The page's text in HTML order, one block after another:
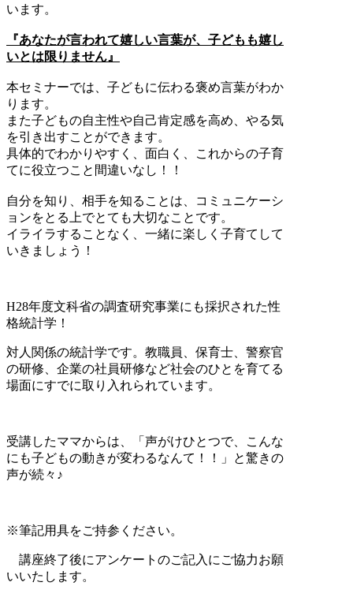
います。
『あなたが言われて嬉しい言葉が、子どもも嬉し
いとは限りません』
本セミナーでは、子どもに伝わる褒め言葉がわか
ります。
また子どもの自主性や自己肯定感を高め、やる気
を引き出すことができます。
具体的でわかりやすく、面白く、これからの子育
てに役立つこと間違いなし！！
自分を知り、相手を知ることは、コミュニケーシ
ョンをとる上でとても大切なことです。
イライラすることなく、一緒に楽しく子育てして
いきましょう！
H28年度文科省の調査研究事業にも採択された性
格統計学！
対人関係の統計学です。教職員、保育士、警察官
の研修、企業の社員研修など社会のひとを育てる
場面にすでに取り入れられています。
受講したママからは、「声がけひとつで、こんな
にも子どもの動きが変わるなんて！！」と驚きの
声が続々♪
※筆記用具をご持参ください。
講座終了後にアンケートのご記入にご協力お願
いいたします。